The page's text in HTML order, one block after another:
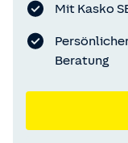
Mit Kasko
Beratung